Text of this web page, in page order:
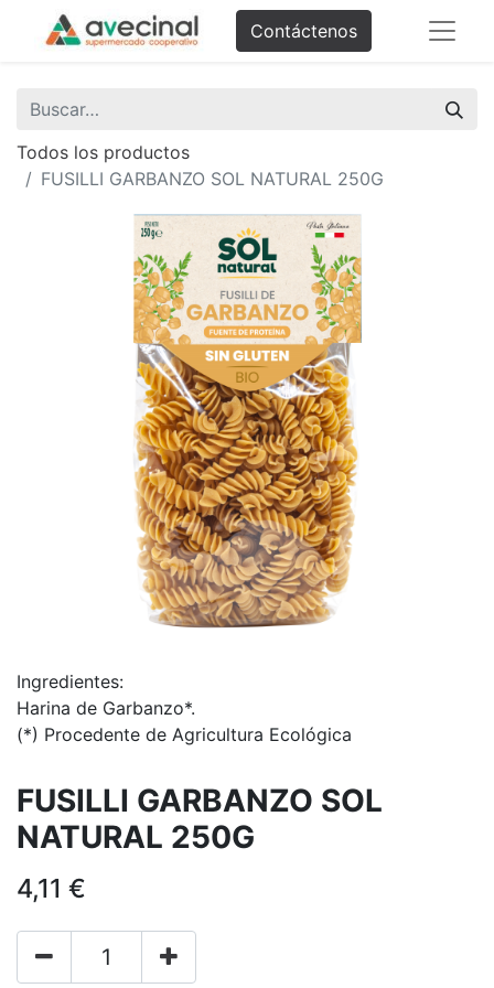
Contáctenos
Todos los productos
FUSILLI GARBANZO SOL NATURAL 250G
Ingredientes:
Harina de Garbanzo*.
(*) Procedente de Agricultura Ecológica
FUSILLI GARBANZO SOL
NATURAL 250G
4,11 €